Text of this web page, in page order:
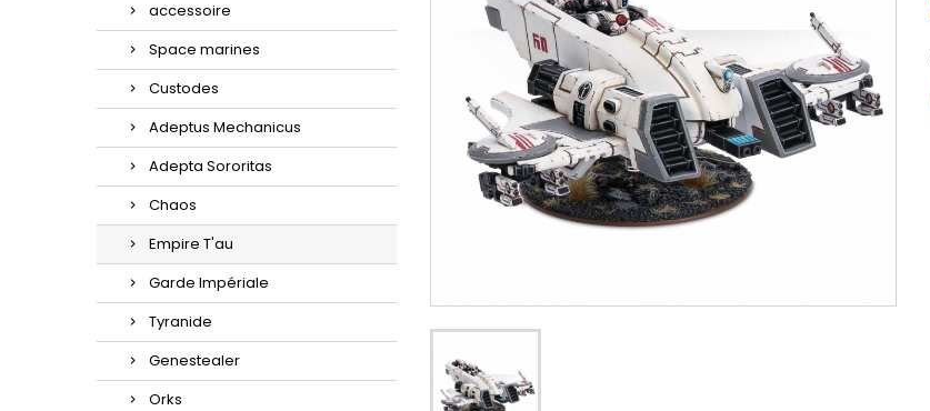
accessoire
Space marines
Custodes
Adeptus Mechanicus
Adepta Sororitas
Chaos
Empire T'au
Garde Impériale
Tyranide
Genestealer
Orks